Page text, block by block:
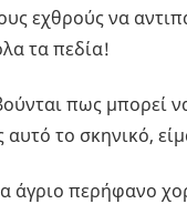
εχθρούς να
τα πεδία!
πως μπορεί
το σκηνικό,
άγριο περήφανο